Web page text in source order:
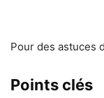
Pour des astuces
Points clés